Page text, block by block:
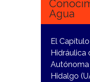
Agua
El
Hidráulica
Hidalgo